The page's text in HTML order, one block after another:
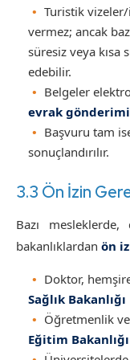
Turistik
vermez; ancak
süresiz veya
edebilir.
Belgeler
evrak
Başvuru tam
sonuçlandırılır.
3.3 Ön İzin
Bazı
bakanlıklardan ön
Doktor,
Sağlık Bakanlığı
Öğretmenlik
Eğitim